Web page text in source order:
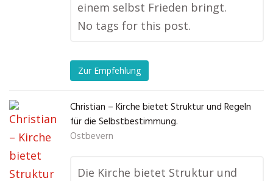
einem selbst Frieden bringt.
No tags for this post.
Zur Empfehlung
Christian – Kirche bietet Struktur und Regeln
für die Selbstbestimmung.
Ostbevern
Die Kirche bietet Struktur und